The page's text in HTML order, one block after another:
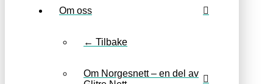
Om oss
← Tilbake
Om Norgesnett – en del av